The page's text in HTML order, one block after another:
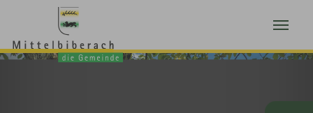
Zum Hauptinhalt springen